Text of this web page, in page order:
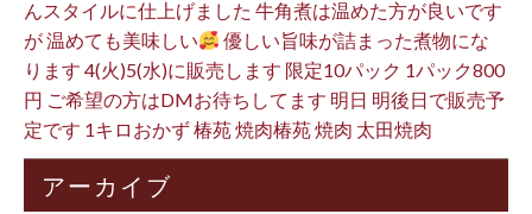
んスタイルに仕上げました 牛角煮は温めた方が良いです
が 温めても美味しい
優しい旨味が詰まった煮物にな
ります 4(火)5(水)に販売します 限定10パック 1パック800
円 ご希望の方はDMお待ちしてます 明日 明後日で販売予
定です 1キロおかず 椿苑 焼肉椿苑 焼肉 太田焼肉
アーカイブ